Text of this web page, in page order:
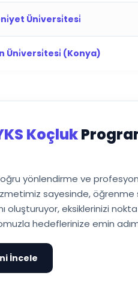
Üni̇versi̇tesi̇
Üni̇versi̇tesi̇ (Konya)
Koçluk
yönlendirme ve
sayesinde, öğrenme
oluşturuyor, eksiklerinizi
hedeflerinize emin
İncele